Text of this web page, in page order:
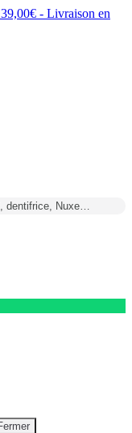
39,00€ - Livraison en
dentifrice, Nuxe…